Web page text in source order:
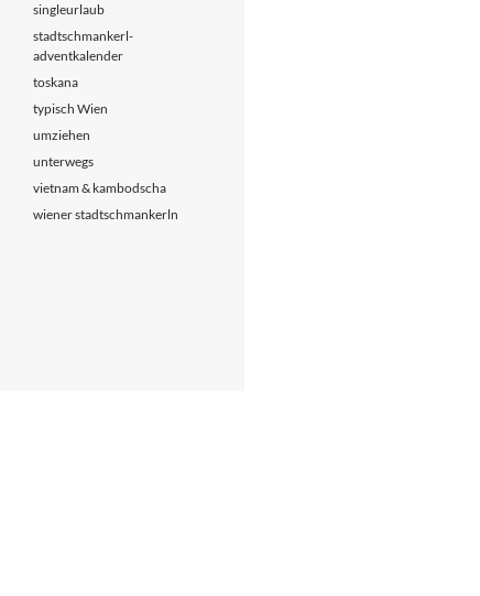
singleurlaub
stadtschmankerl-
adventkalender
toskana
typisch Wien
umziehen
unterwegs
vietnam & kambodscha
wiener stadtschmankerln